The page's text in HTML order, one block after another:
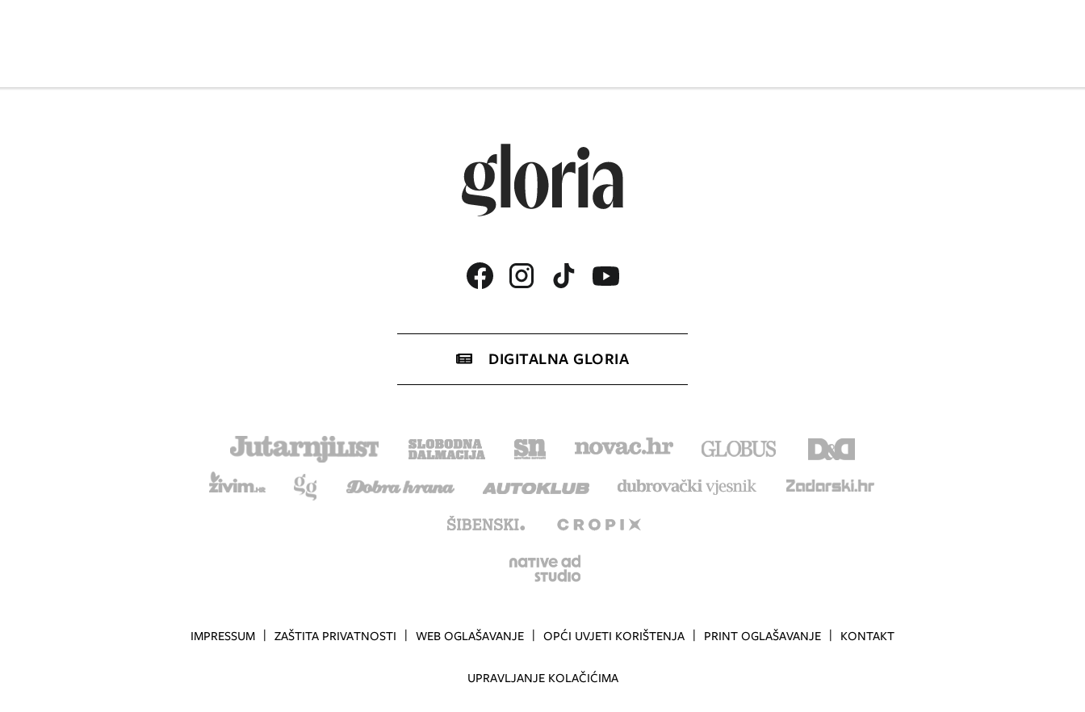
DIGITALNA GLORIA
IMPRESSUM ZAŠTITA PRIVATNOSTI WEB OGLAŠAVANJE OPĆI UVJETI KORIŠTENJA PRINT OGLAŠAVANJE KONTAKT
UPRAVLJANJE KOLAČIĆIMA